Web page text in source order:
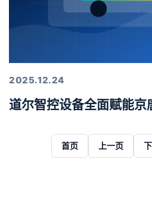
2025.12.24
道尔智控设备全面赋能京
首页 上一页